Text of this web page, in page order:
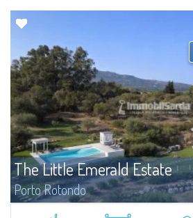
The Little Emerald Estate
Porto Rotondo